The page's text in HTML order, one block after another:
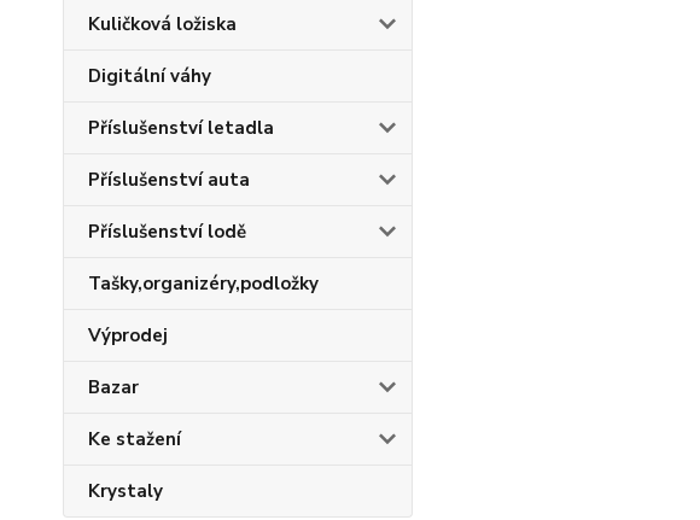
Kuličková ložiska
Digitální váhy
Příslušenství letadla
Příslušenství auta
Příslušenství lodě
Tašky,organizéry,podložky
Výprodej
Bazar
Ke stažení
Krystaly